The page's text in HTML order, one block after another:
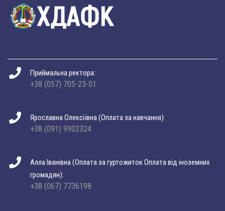
Приймальна ректора:
+38 (057) 705-23-01
Ярославна Олексіївна (Оплата за навчання):
+38 (091) 9902324
Алла Іванівна (Оплата за гуртожиток Оплата від іноземних
громадян):
+38 (067) 7736198